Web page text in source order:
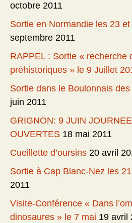
octobre 2011
Sortie en Normandie les 23
septembre 2011
RAPPEL : Sortie « recherche
préhistoriques » le 9 Juillet
Sortie dans le Boulonnais
juin 2011
GRIGNON: 9 JUIN
OUVERTES 18 mai 2011
Cueillette d’oursins 20 avril
Sortie à Cap Blanc-Nez les
2011
Visite-Conférence « Dans
dinosaures » le 7 mai 19 avril